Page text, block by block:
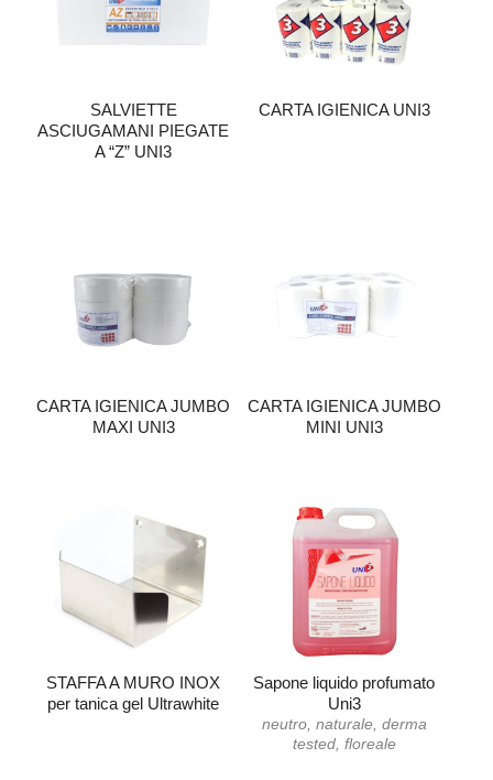
SALVIETTE
ASCIUGAMANI PIEGATE
A “Z” UNI3
CARTA IGIENICA UNI3
CARTA IGIENICA JUMBO
MAXI UNI3
CARTA IGIENICA JUMBO
MINI UNI3
STAFFA A MURO INOX
per tanica gel Ultrawhite
Sapone liquido profumato
Uni3
neutro, naturale, derma
tested, floreale